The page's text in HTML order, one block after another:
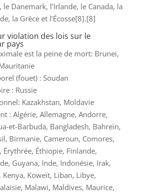
le Danemark, l’Irlande, le Canada, la
la Grèce et l’Écosse[8].[8]
violation des lois sur le
pays
est la peine de mort: Brunei,
(fouet) : Soudan
: Russie
Kazakhstan, Moldavie
: Algérie, Allemagne, Andorre,
et-Barbuda, Bangladesh, Bahreïn,
Birmanie, Cameroun, Comores,
Érythrée, Éthiopie, Finlande,
Guyana, Inde, Indonésie, Irak,
Kenya, Koweït, Liban, Libye,
Malawi, Maldives, Maurice,